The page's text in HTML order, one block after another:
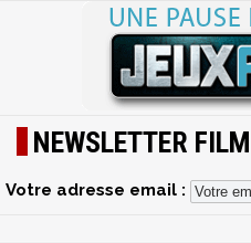
NEWSLETTER
Votre adresse email :